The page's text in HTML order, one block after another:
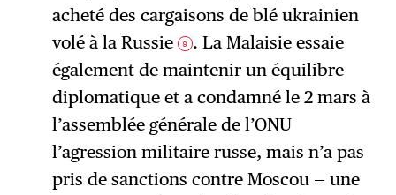
acheté des cargaisons de blé ukrainien
volé à la Russie
9 . La Malaisie essaie
également de maintenir un équilibre
diplomatique et a condamné le 2 mars à
l’assemblée générale de l’ONU
l’agression militaire russe, mais n’a pas
pris de sanctions contre Moscou — une